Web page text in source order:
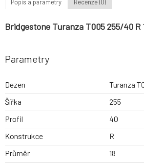
Popis a parametry Recenze (0)
Bridgestone Turanza T005 255/40 R
Parametry
Dezen
Turanza
Šířka
255
Profil
40
Konstrukce
R
Průměr
18